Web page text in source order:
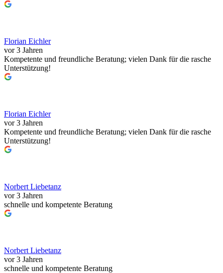
Florian Eichler
vor 3 Jahren
Kompetente und freundliche Beratung; vielen Dank für die rasche
Unterstützung!
Florian Eichler
vor 3 Jahren
Kompetente und freundliche Beratung; vielen Dank für die rasche
Unterstützung!
Norbert Liebetanz
vor 3 Jahren
schnelle und kompetente Beratung
Norbert Liebetanz
vor 3 Jahren
schnelle und kompetente Beratung